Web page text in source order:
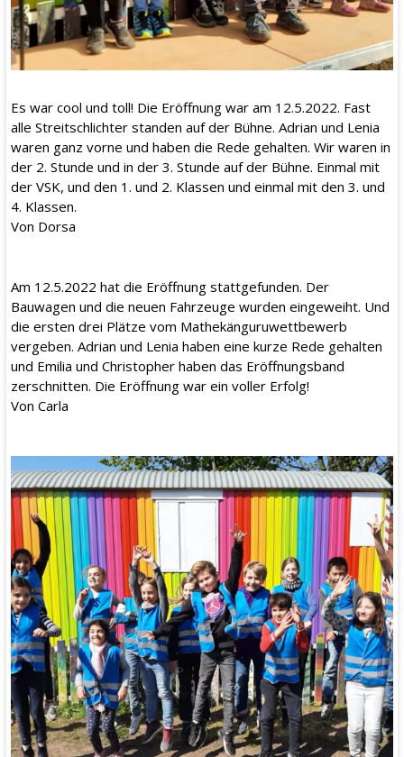
Es war cool und toll! Die Eröffnung war am 12.5.2022. Fast
alle Streitschlichter standen auf der Bühne. Adrian und Lenia
waren ganz vorne und haben die Rede gehalten. Wir waren in
der 2. Stunde und in der 3. Stunde auf der Bühne. Einmal mit
der VSK, und den 1. und 2. Klassen und einmal mit den 3. und
4. Klassen.
Von Dorsa
Am 12.5.2022 hat die Eröffnung stattgefunden. Der
Bauwagen und die neuen Fahrzeuge wurden eingeweiht. Und
die ersten drei Plätze vom Mathekänguruwettbewerb
vergeben. Adrian und Lenia haben eine kurze Rede gehalten
und Emilia und Christopher haben das Eröffnungsband
zerschnitten. Die Eröffnung war ein voller Erfolg!
Von Carla